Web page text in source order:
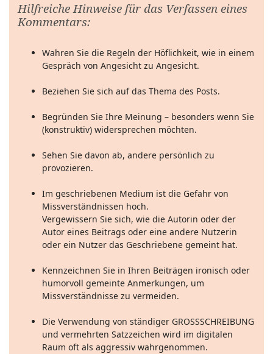
Hilfreiche Hinweise für das Verfassen eines
Kommentars:
Wahren Sie die Regeln der Höflichkeit, wie in einem
Gespräch von Angesicht zu Angesicht.
Beziehen Sie sich auf das Thema des Posts.
Begründen Sie Ihre Meinung – besonders wenn Sie
(konstruktiv) widersprechen möchten.
Sehen Sie davon ab, andere persönlich zu
provozieren.
Im geschriebenen Medium ist die Gefahr von
Missverständnissen hoch.
Vergewissern Sie sich, wie die Autorin oder der
Autor eines Beitrags oder eine andere Nutzerin
oder ein Nutzer das Geschriebene gemeint hat.
Kennzeichnen Sie in Ihren Beiträgen ironisch oder
humorvoll gemeinte Anmerkungen, um
Missverständnisse zu vermeiden.
Die Verwendung von ständiger GROSSSCHREIBUNG
und vermehrten Satzzeichen wird im digitalen
Raum oft als aggressiv wahrgenommen.